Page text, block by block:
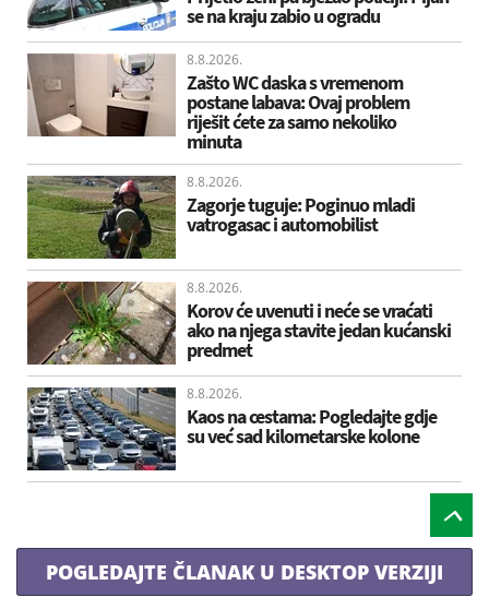
se na kraju zabio u ogradu
8.8.2026.
Zašto WC daska s vremenom
postane labava: Ovaj problem
riješit ćete za samo nekoliko
minuta
8.8.2026.
Zagorje tuguje: Poginuo mladi
vatrogasac i automobilist
8.8.2026.
Korov će uvenuti i neće se vraćati
ako na njega stavite jedan kućanski
predmet
8.8.2026.
Kaos na cestama: Pogledajte gdje
su već sad kilometarske kolone
POGLEDAJTE ČLANAK U DESKTOP VERZIJI